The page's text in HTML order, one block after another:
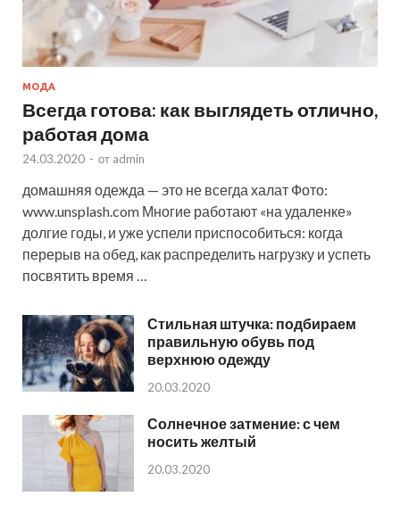
МОДА
Всегда готова: как выглядеть отлично,
работая дома
24.03.2020 - от admin
домашняя одежда — это не всегда халат Фото:
www.unsplash.com Многие работают «на удаленке»
долгие годы, и уже успели приспособиться: когда
перерыв на обед, как распределить нагрузку и успеть
посвятить время …
Стильная штучка: подбираем
правильную обувь под
верхнюю одежду
20.03.2020
Солнечное затмение: с чем
носить желтый
20.03.2020